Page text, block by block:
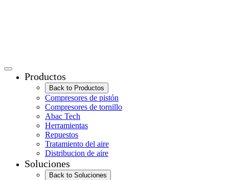
Productos
Back to Productos
Compresores de pistón
Compresores de tornillo
Abac Tech
Herramientas
Repuestos
Tratamiento del aire
Distribucion de aire
Soluciones
Back to Soluciones